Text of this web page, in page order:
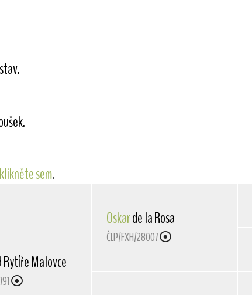
klikněte sem.
Rytíře Malovce
Oskarde la Rosa
ČLP/FXH/28007